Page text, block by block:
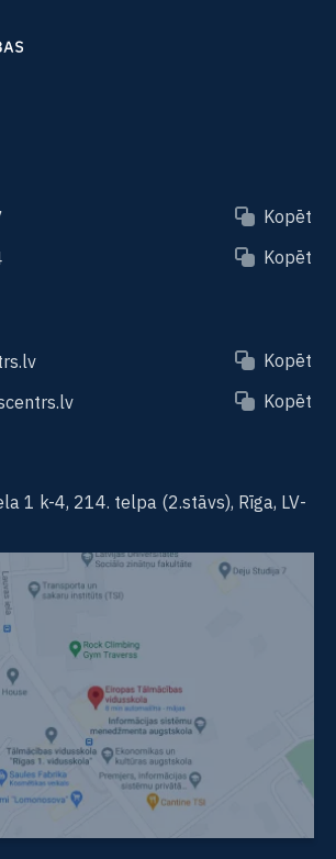
Kopēt
Kopēt
Kopēt
Kopēt
1 k-4, 214. telpa (2.stāvs), Rīga, LV-